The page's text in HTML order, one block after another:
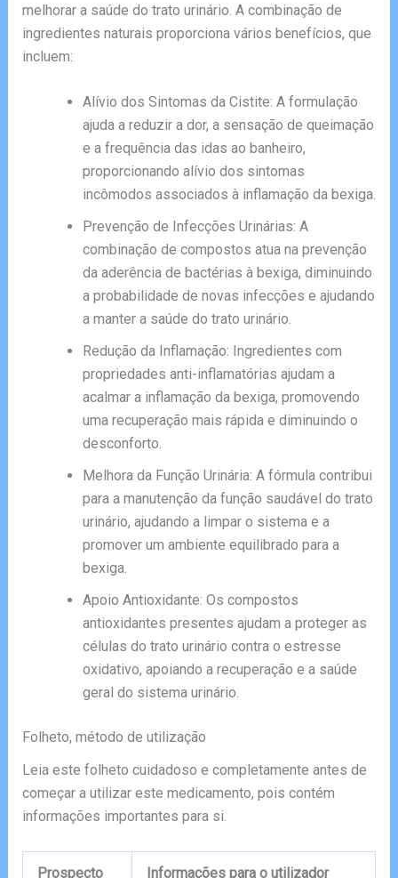
melhorar a saúde do trato urinário. A combinação de
ingredientes naturais proporciona vários benefícios, que
incluem:
Alívio dos Sintomas da Cistite: A formulação
ajuda a reduzir a dor, a sensação de queimação
e a frequência das idas ao banheiro,
proporcionando alívio dos sintomas
incômodos associados à inflamação da bexiga.
Prevenção de Infecções Urinárias: A
combinação de compostos atua na prevenção
da aderência de bactérias à bexiga, diminuindo
a probabilidade de novas infecções e ajudando
a manter a saúde do trato urinário.
Redução da Inflamação: Ingredientes com
propriedades anti-inflamatórias ajudam a
acalmar a inflamação da bexiga, promovendo
uma recuperação mais rápida e diminuindo o
desconforto.
Melhora da Função Urinária: A fórmula contribui
para a manutenção da função saudável do trato
urinário, ajudando a limpar o sistema e a
promover um ambiente equilibrado para a
bexiga.
Apoio Antioxidante: Os compostos
antioxidantes presentes ajudam a proteger as
células do trato urinário contra o estresse
oxidativo, apoiando a recuperação e a saúde
geral do sistema urinário.
Folheto, método de utilização
Leia este folheto cuidadoso e completamente antes de
começar a utilizar este medicamento, pois contém
informações importantes para si.
Prospecto Informações para o utilizador